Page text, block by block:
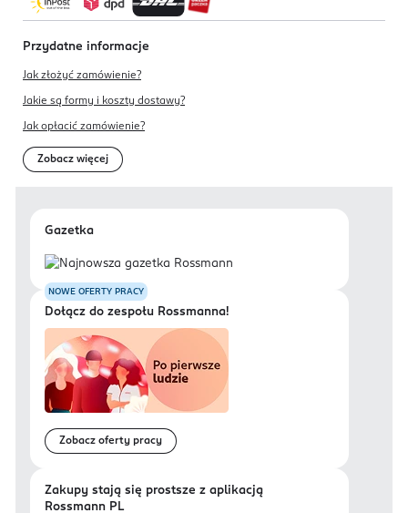
Przydatne informacje
Jak złożyć zamówienie?
Jakie są formy i koszty dostawy?
Jak opłacić zamówienie?
Zobacz więcej
Gazetka
NOWE OFERTY PRACY
Dołącz do zespołu Rossmanna!
Zobacz oferty pracy
Zakupy stają się prostsze z aplikacją
Rossmann PL